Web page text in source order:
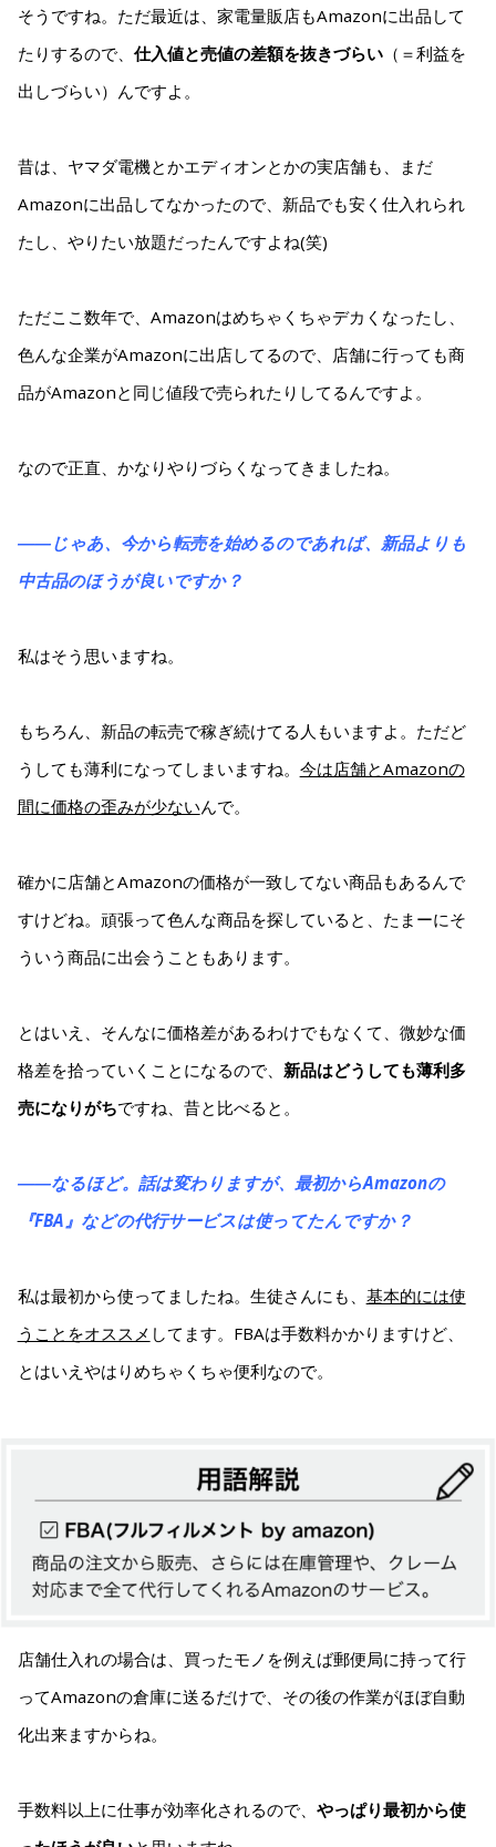
そうですね。ただ最近は、家電量販店もAmazonに出品して
たりするので、 仕入値と売値の差額を抜きづらい（＝利益を
出しづらい）んですよ。
昔は、ヤマダ電機とかエディオンとかの実店舗も、まだ
Amazonに出品してなかったので、新品でも安く仕入れられ
たし、やりたい放題だったんですよね(笑)
ただここ数年で、Amazonはめちゃくちゃデカくなったし、
色んな企業がAmazonに出店してるので、店舗に行っても商
品がAmazonと同じ値段で売られたりしてるんですよ。
なので正直、かなりやりづらくなってきましたね。
――じゃあ、今から転売を始めるのであれば、新品よりも
中古品のほうが良いですか？
私はそう思いますね。
もちろん、新品の転売で稼ぎ続けてる人もいますよ。ただど
うしても薄利になってしまいますね。 今は店舗とAmazonの
間に価格の歪みが少ないんで。
確かに店舗とAmazonの価格が一致してない商品もあるんで
すけどね。頑張って色んな商品を探していると、たまーにそ
ういう商品に出会うこともあります。
とはいえ、そんなに価格差があるわけでもなくて、微妙な価
格差を拾っていくことになるので、 新品はどうしても薄利多
売になりがちですね、昔と比べると。
――なるほど。話は変わりますが、最初からAmazonの
『FBA』などの代行サービスは使ってたんですか？
私は最初から使ってましたね。生徒さんにも、 基本的には使
うことをオススメ してます。FBAは手数料かかりますけど、
とはいえやはりめちゃくちゃ便利なので。
店舗仕入れの場合は、買ったモノを例えば郵便局に持って行
ってAmazonの倉庫に送るだけで、その後の作業がほぼ自動
化出来ますからね。
手数料以上に仕事が効率化されるので、 やっぱり最初から使